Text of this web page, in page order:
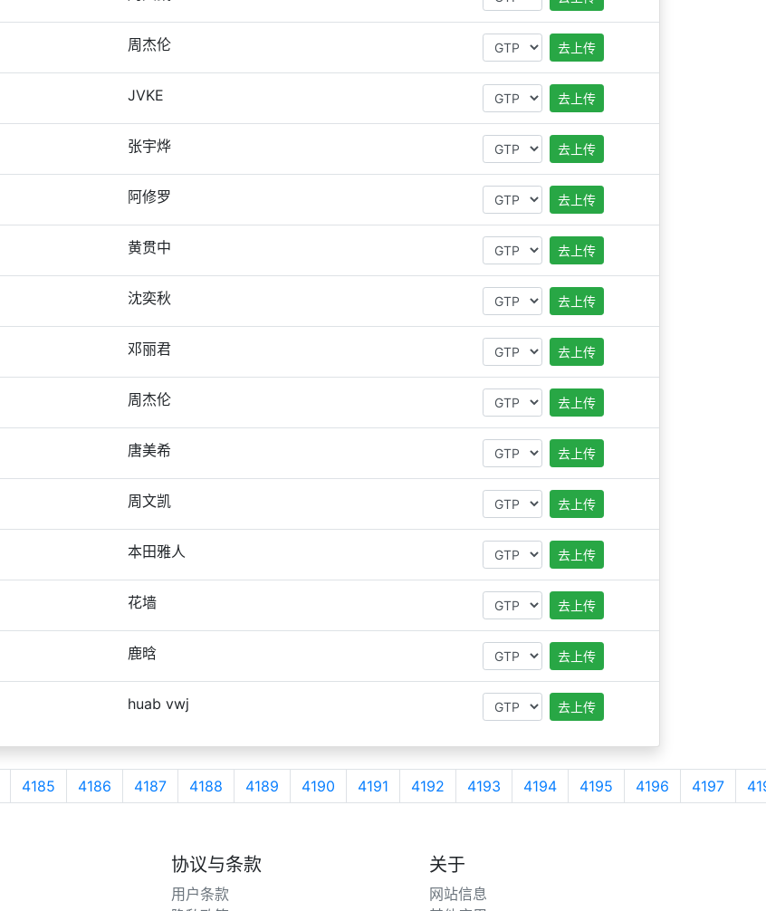
周杰伦 去上传
JVKE 去上传
张宇烨 去上传
阿修罗 去上传
黄贯中 去上传
沈奕秋 去上传
邓丽君 去上传
周杰伦 去上传
唐美希 去上传
周文凯 去上传
本田雅人 去上传
花墙 去上传
鹿晗 去上传
huab vwj 去上传
4185 4186 4187 4188 4189 4190 4191 4192 4193 4194 4195 4196 4197
协议与条款
用户条款
关于
网站信息